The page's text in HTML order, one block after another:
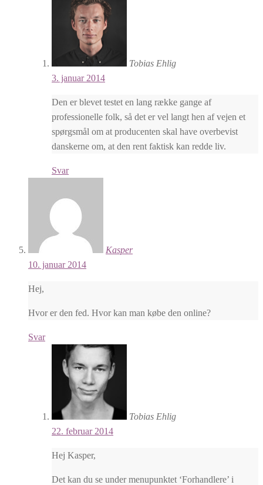
Tobias Ehlig
3. januar 2014
Den er blevet testet en lang række gange af
professionelle folk, så det er vel langt hen af vejen et
spørgsmål om at producenten skal have overbevist
danskerne om, at den rent faktisk kan redde liv.
Svar
Kasper
10. januar 2014
Hej,
Hvor er den fed. Hvor kan man købe den online?
Svar
Tobias Ehlig
22. februar 2014
Hej Kasper,
Det kan du se under menupunktet ‘Forhandlere’ i